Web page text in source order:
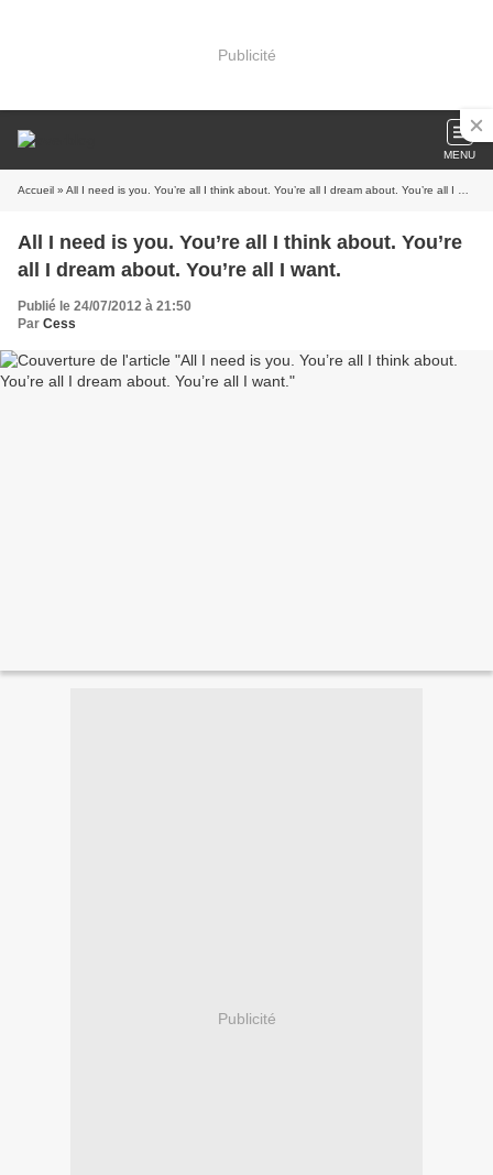
Publicité
MENU
Accueil » All I need is you. You’re all I think about. You’re all I dream about. You’re all I want.
All I need is you. You’re all I think about. You’re
all I dream about. You’re all I want.
Publié le 24/07/2012 à 21:50
Par Cess
Publicité